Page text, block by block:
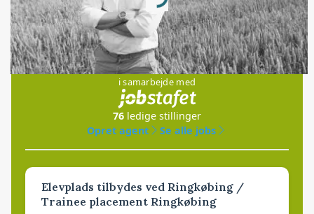
Loading...
Jobs
i samarbejde med
76 ledige stillinger
Opret agent
Se alle jobs
Elevplads tilbydes ved Ringkøbing /
Trainee placement Ringkøbing